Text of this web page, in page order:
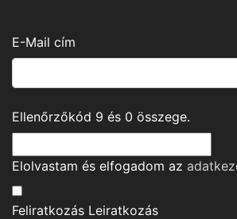
E-Mail cím
Ellenőrzőkód 9 és 0 összege.
Elolvastam és elfogadom az
Feliratkozás Leiratkozás